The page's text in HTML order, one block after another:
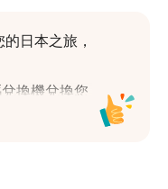
日本之旅，
換機兌換您